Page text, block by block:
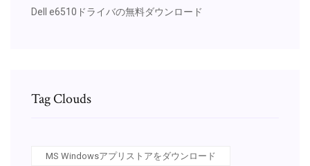
Dell e6510ドライバの無料ダウンロード
Tag Clouds
MS Windowsアプリストアをダウンロード